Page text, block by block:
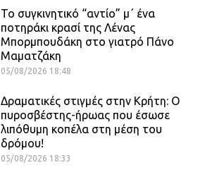
Το συγκινητικό “αντίο” μ΄ ένα
ποτηράκι κρασί της Λένας
Μπορμπουδάκη στο γιατρό Πάνο
Μαματζάκη
05/08/2026 18:48
Δραματικές στιγμές στην Κρήτη: Ο
πυροσβέστης-ήρωας που έσωσε
λιπόθυμη κοπέλα στη μέση του
δρόμου!
05/08/2026 18:33